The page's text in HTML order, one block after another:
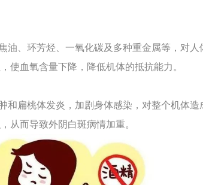
、环芳烃、一氧化碳及多种重金属等，对人
使血氧含量下降，降低机体的抵抗能力。
扁桃体发炎，加剧身体感染，对整个机体造
从而导致外阴白斑病情加重。